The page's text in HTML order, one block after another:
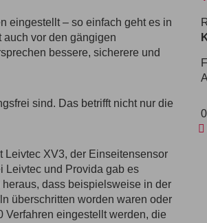
eingestellt – so einfach geht es in
auch vor den gängigen
bessere, sicherere und
sind. Das betrifft nicht nur die
Leivtec XV3, der Einseitensensor
Leivtec und Provida gab es
dass beispielsweise in der
überschritten worden waren oder
Verfahren eingestellt werden, die